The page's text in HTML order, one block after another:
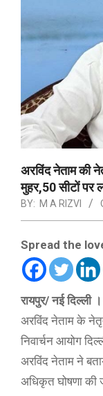
अरविंद नेताम की
मुहर,50 सीटों पर
BY: M A RIZVI
Spread the
रायपुर/ नई दिल्ली ।
अरविंद नेताम के
निवार्चन आयोग
अरविंद नेताम ने
अधिकृत घोषणा की